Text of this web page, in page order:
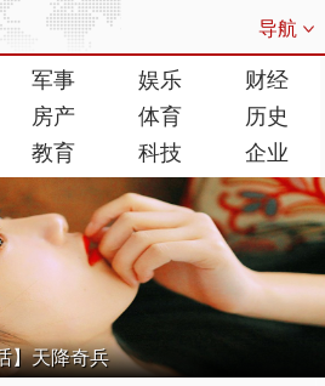
导航
军事 娱乐
财经
房产 体育
历史
教育 科技 企业
】天降奇兵